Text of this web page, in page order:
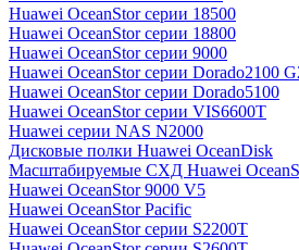
Huawei OceanStor серии 18500
Huawei OceanStor серии 18800
Huawei OceanStor серии 9000
Huawei OceanStor серии Dorado2100
Huawei OceanStor серии Dorado5100
Huawei OceanStor серии VIS6600T
Huawei серии NAS N2000
Дисковые полки Huawei OceanDisk
Масштабируемые СХД Huawei
Huawei OceanStor 9000 V5
Huawei OceanStor Pacific
Huawei OceanStor серии S2200T